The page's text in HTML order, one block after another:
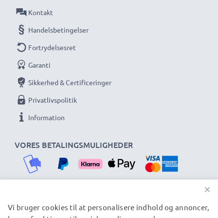
VORES BETALINGSMULIGHEDER
Kontakt
Handelsbetingelser
Fortrydelsesret
Garanti
Sikkerhed & Certificeringer
Privatlivspolitik
Information
VORES FORSENDELSESPARTNERE
×
Vi bruger cookies til at personalisere indhold og annoncer,